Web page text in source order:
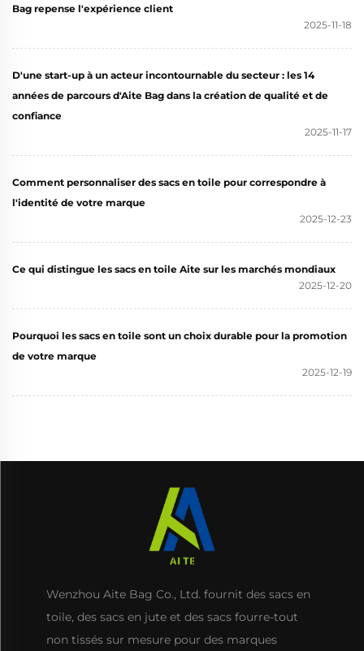
Bag repense l'expérience client
2025-11-18
D'une start-up à un acteur incontournable du secteur : les 14
années de parcours d'Aite Bag dans la création de qualité et de
confiance
2025-11-17
Comment personnaliser des sacs en toile pour correspondre à
l'identité de votre marque
2025-12-23
Ce qui distingue les sacs en toile Aite sur les marchés mondiaux
2025-12-20
Pourquoi les sacs en toile sont un choix durable pour la promotion
de votre marque
2025-12-19
Wenzhou Aite Bag Co., Ltd. fournit des sacs en
toile, des sacs en jute et des sacs fourre-tout
non tissés sur mesure pour des marques